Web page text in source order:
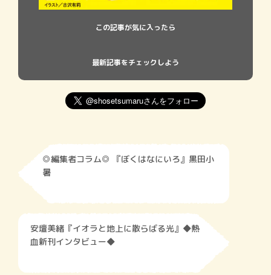
この記事が気に入ったら
最新記事をチェックしよう
◎編集者コラム◎ 『ぼくはなにいろ』黒田小
暑
安壇美緒『イオラと地上に散らばる光』◆熱
血新刊インタビュー◆